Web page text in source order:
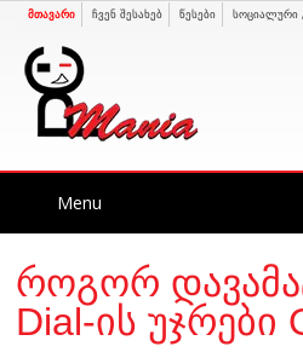
მთავარი ჩვენ შესახებ წესები სოციალური
Menu
როგორ
Dial-ის უჯრები